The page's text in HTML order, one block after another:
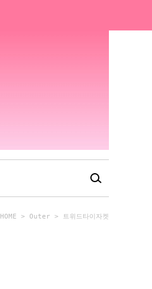
HOME > Outer > 트위드타이자켓